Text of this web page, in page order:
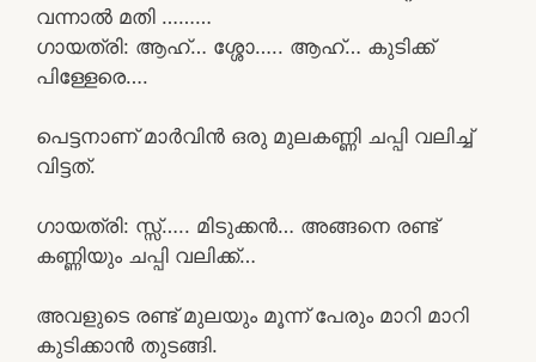
വന്നാൽ മതി ………
ഗായത്രി: ആഹ്… ശ്ശോ….. ആഹ്… കുടിക്ക്
പിള്ളേരെ….
പെട്ടനാണ് മാർവിൻ ഒരു മുലകണ്ണി ചപ്പി വലിച്ച്
വിട്ടത്.
ഗായത്രി: സ്സ്‌….. മിടുക്കൻ… അങ്ങനെ രണ്ട്
കണ്ണിയും ചപ്പി വലിക്ക്…
അവളുടെ രണ്ട് മുലയും മൂന്ന് പേരും മാറി മാറി
കുടിക്കാൻ തുടങ്ങി.